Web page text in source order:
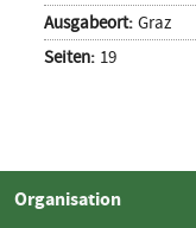
Ausgabeort: Graz
Seiten: 19
Organisation